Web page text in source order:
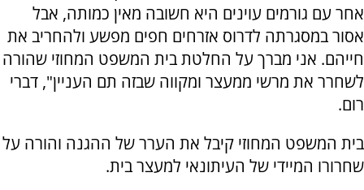
אחר עם גורמים עוינים היא חשובה מאין כמותה, אבל
אסור במסגרתה לדרוס אזרחים חפים מפשע ולהחריב את
חייהם. אני מברך על החלטת בית המשפט המחוזי שהורה
לשחרר את מרשי ממעצר ומקווה שבזה תם העניין", דברי
רום.
בית המשפט המחוזי קיבל את הערר של ההגנה והורה על
שחרורו המיידי של העיתונאי למעצר בית.